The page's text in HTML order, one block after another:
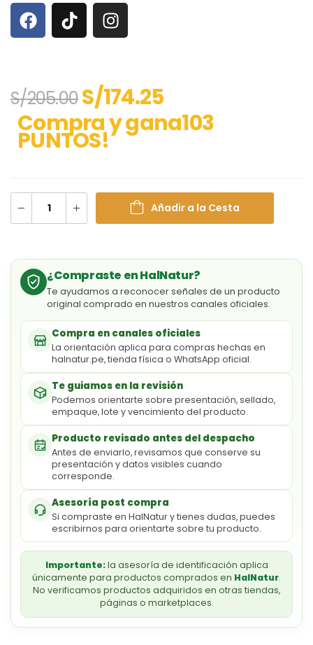
S/205.00S/174.25
Compra y gana103
PUNTOS!
Añadir a la Cesta
¿Compraste en HalNatur?
Te ayudamos a reconocer señales de un producto
original comprado en nuestros canales oficiales.
Compra en canales oficiales
La orientación aplica para compras hechas en
halnatur.pe, tienda física o WhatsApp oficial.
Te guiamos en la revisión
Podemos orientarte sobre presentación, sellado,
empaque, lote y vencimiento del producto.
Producto revisado antes del despacho
Antes de enviarlo, revisamos que conserve su
presentación y datos visibles cuando
corresponde.
Asesoría post compra
Si compraste en HalNatur y tienes dudas, puedes
escribirnos para orientarte sobre tu producto.
Importante:la asesoría de identificación aplica
únicamente para productos comprados en HalNatur.
No verificamos productos adquiridos en otras tiendas,
páginas o marketplaces.